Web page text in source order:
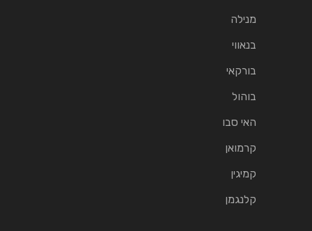
מנילה
בנאווי
בורקאי
בוהול
האי סבו
קרמואן
קמיגין
קלנגמן